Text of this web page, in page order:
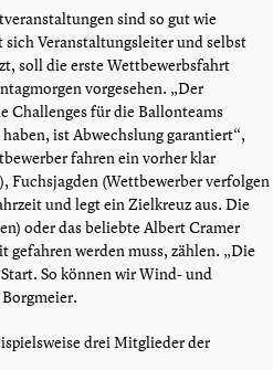
sind so gut wie
Veranstaltungsleiter und selbst
soll die erste Wettbewerbsfahrt
vorgesehen. „Der
Challenges für die Ballonteams
ist Abwechslung garantiert“,
fahren ein vorher klar
Fuchsjagden (Wettbewerber verfolgen
und legt ein Zielkreuz aus. Die
oder das beliebte Albert Cramer
werden muss, zählen. „Die
So können wir Wind- und
drei Mitglieder der